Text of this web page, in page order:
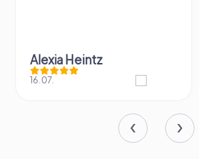
Alexia Heintz
16.07.